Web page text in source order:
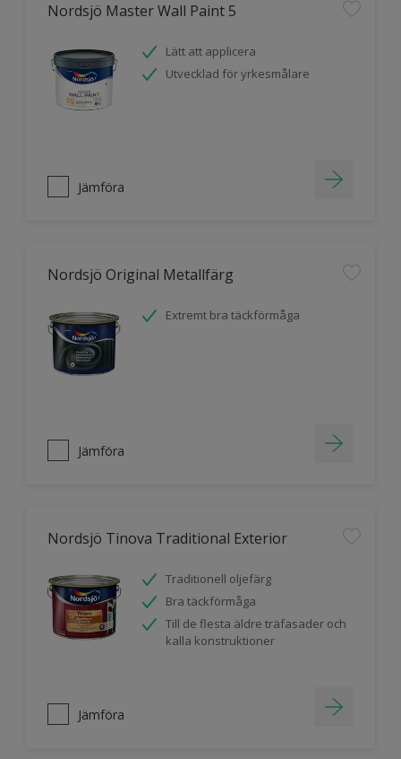
Nordsjö Master Wall Paint 5
Lätt att applicera
Utvecklad för yrkesmålare
Jämföra
Nordsjö Original Metallfärg
Extremt bra täckförmåga
Jämföra
Nordsjö Tinova Traditional Exterior
Traditionell oljefärg
Bra täckförmåga
Till de flesta äldre träfasader och
kalla konstruktioner
Jämföra